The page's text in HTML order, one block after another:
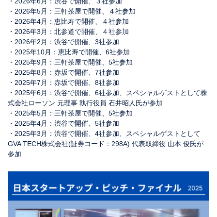
・2026年5月：三軒茶屋で開催、４社参加
・2026年4月：恵比寿で開催、４社参加
・2026年3月：北参道で開催、４社参加
・2026年2月：渋谷で開催、3社参加
・2025年10月：恵比寿で開催、6社参加
・2025年9月：三軒茶屋で開催、5社参加
・2025年8月：赤坂で開催、7社参加
・2025年7月：赤坂で開催、8社参加
・2025年6月：渋谷で開催、6社参加、スペシャルゲストとして株
式会社ローソン 元理事 執行役員 石井昭人氏が参加
・2025年5月：三軒茶屋で開催、5社参加
・2025年4月：渋谷で開催、5社参加
・2025年3月：渋谷で開催、4社参加、スペシャルゲストとして
GVA TECH株式会社(証券コード：298A) 代表取締役 山本 俊氏が
参加